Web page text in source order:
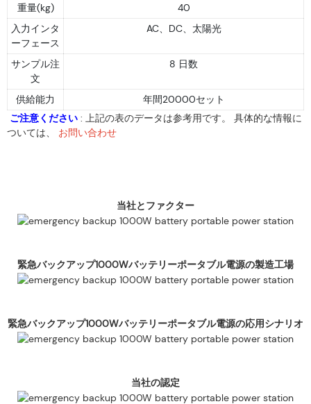
重量(kg)
40
入力インタ
ーフェース
AC、DC、太陽光
サンプル注
文
8 日数
供給能力
年間20000セット
ご注意ください : 上記の表のデータは参考用です。 具体的な情報に
ついては、 お問い合わせ
当社とファクター
緊急バックアップ1000Wバッテリーポータブル電源の製造工場
緊急バックアップ1000Wバッテリーポータブル電源の応用シナリオ
当社の認定